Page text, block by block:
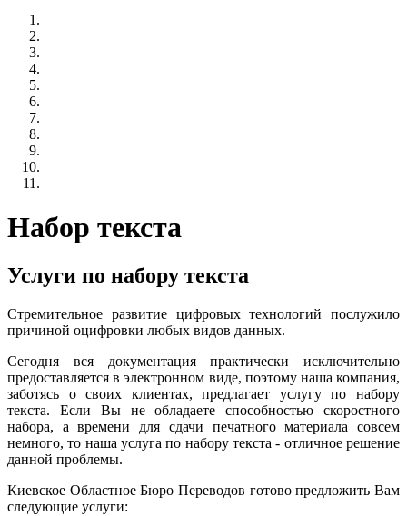
Набор текста
Услуги по набору текста
Стремительное развитие цифровых технологий послужило
причиной оцифровки любых видов данных.
Сегодня вся документация практически исключительно
предоставляется в электронном виде, поэтому наша компания,
заботясь о своих клиентах, предлагает услугу по набору
текста. Если Вы не обладаете способностью скоростного
набора, а времени для сдачи печатного материала совсем
немного, то наша услуга по набору текста - отличное решение
данной проблемы.
Киевское Областное Бюро Переводов готово предложить Вам
следующие услуги: